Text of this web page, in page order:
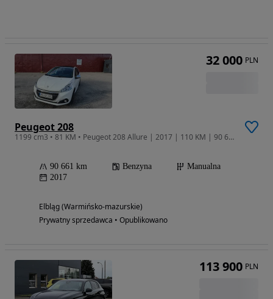
Peugeot 208
1199 cm3 • 81 KM • Peugeot 208 Allure | 2017 | 110 KM | 90 661 km
90 661 km Benzyna
Manualna
2017
Elbląg (Warmińsko-mazurskie)
Prywatny sprzedawca • Opublikowano
32 000 PLN
113 900 PLN